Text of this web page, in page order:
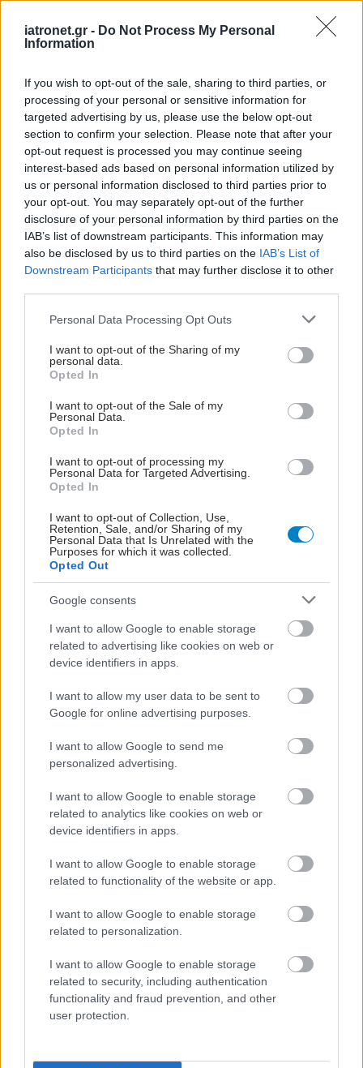
iatronet.gr - Do Not Process My Personal
Information
If you wish to opt-out of the sale, sharing to third parties, or
processing of your personal or sensitive information for
targeted advertising by us, please use the below opt-out
section to confirm your selection. Please note that after your
opt-out request is processed you may continue seeing
interest-based ads based on personal information utilized by
us or personal information disclosed to third parties prior to
your opt-out. You may separately opt-out of the further
disclosure of your personal information by third parties on the
IAB’s list of downstream participants. This information may
also be disclosed by us to third parties on the IAB’s List of
Downstream Participants that may further disclose it to other
Please note that this website/app uses one or more Google
not limited to your visit or usage behaviour. You may click to
grant or deny consent to Google and its third-party tags to
use your data for below specified purposes in below Google
consent section.
Personal Data Processing Opt Outs
I want to opt-out of the Sharing of my
personal data.
Opted In
I want to opt-out of the Sale of my
Personal Data.
Opted In
I want to opt-out of processing my
Personal Data for Targeted Advertising.
Opted In
I want to opt-out of Collection, Use,
Retention, Sale, and/or Sharing of my
Personal Data that Is Unrelated with the
Purposes for which it was collected.
Opted Out
Google consents
I want to allow Google to enable storage
related to advertising like cookies on web or
device identifiers in apps.
I want to allow my user data to be sent to
Google for online advertising purposes.
I want to allow Google to send me
personalized advertising.
I want to allow Google to enable storage
related to analytics like cookies on web or
device identifiers in apps.
I want to allow Google to enable storage
related to functionality of the website or app.
I want to allow Google to enable storage
related to personalization.
I want to allow Google to enable storage
related to security, including authentication
functionality and fraud prevention, and other
user protection.
Loading...
ΣΗΜΕΡΑ ΣΤΟ IATRONET.GR